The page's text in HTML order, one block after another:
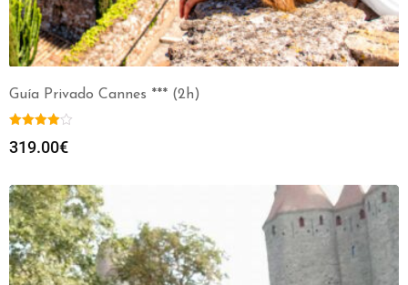
Guía Privado Cannes *** (2h)
319.00€